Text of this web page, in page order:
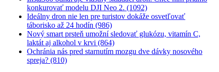
konkurovať modelu DJI Neo 2. (1092)
Ideálny dron nie len pre turistov dokáže osvetľovať
táborisko až 24 hodín (986)
Nový smart prsteň umožní sledovať glukózu, vitamín C,
laktát aj alkohol v krvi (864)
Ochránia nás pred starnutím mozgu dve dávky nosového
spreja? (810)